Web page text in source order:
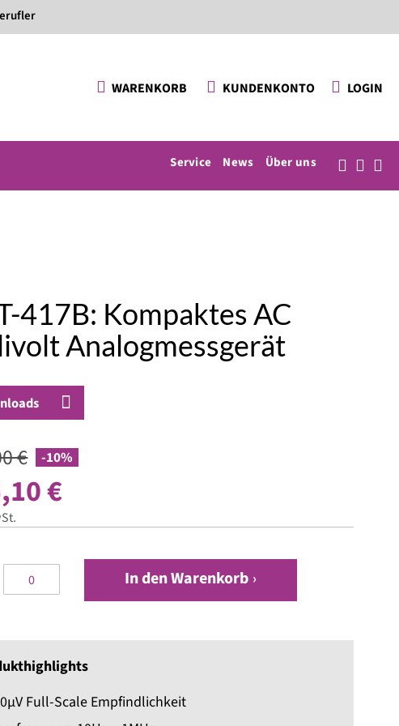
WARENKORB KUNDENKONTO LOGIN
Service News Über uns
417B: Kompaktes AC
Analogmessgerät
€ -10%
€
In den Warenkorb
Full-Scale Empfindlichkeit